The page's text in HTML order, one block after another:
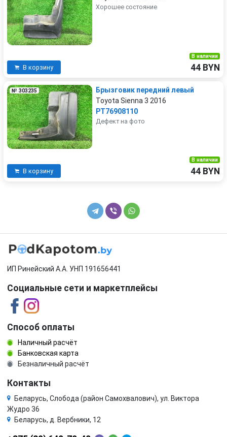
Хорошее состояние
В корзину
В наличии
44 BYN
№ 303235
Брызговик передний левый
Toyota Sienna 3 2016
PT76908110
Дефект на фото
В корзину
В наличии
44 BYN
ИП Ринейский А.А. УНП 191656441
Социальные сети и маркетплейсы
Способ оплаты
Наличный расчёт
Банковская карта
Безналичный расчёт
Контакты
Беларусь, Слобода (район Самохвалович), ул. Виктора
Жудро 36
Беларусь, д. Вербники, 12